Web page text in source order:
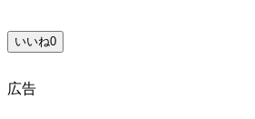
いいね0
広告